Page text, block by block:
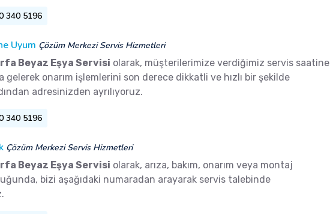
340 5196
Uyum Çözüm Merkezi Servis Hizmetleri
Beyaz Eşya Servisi olarak, müşterilerimize verdiğimiz servis saatine
gelerek onarım işlemlerini son derece dikkatli ve hızlı bir şekilde
adresinizden ayrılıyoruz.
340 5196
Çözüm Merkezi Servis Hizmetleri
Beyaz Eşya Servisi olarak, arıza, bakım, onarım veya montaj
bizi aşağıdaki numaradan arayarak servis talebinde